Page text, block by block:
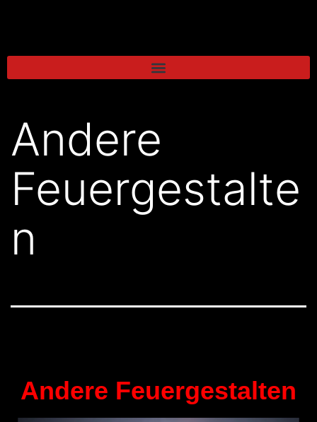
Andere
Feuergestalte
n
Andere Feuergestalten